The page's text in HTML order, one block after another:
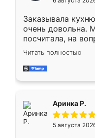
мебели буду
Заказывала
очень довольна.
посчитала, на
Замерщик
делу со всей
за день, ребята
Читать полностью
Аринка Р.
5 августа